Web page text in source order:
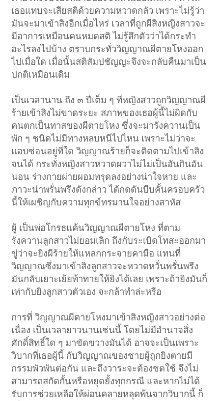
เธอแทบจะเสียสติด้วยความหวาดกลัว เพราะไม่รู้ว่า
มันจะมาเข้าสิงอีกเมื่อไหร่ เวลาที่ถูกผีสิงหญิงสาวจะ
มีอาการเหมือนคนหมดสติ ไม่รู้สึกตัวว่าได้กระทำ
อะไรลงไปบ้าง ตราบกระทั่ววิญญาณผีตายโหงออก
ไปเมื่อใด เมื่อนั้นสติสัมปชัญญะจึงจะกลับคืนมาเป็น
ปกติเหมือนเดิม
เป็นเวลานาน ถึง ๓ ปีเต็ม ๆ ที่หญิงสาวถูกวิญญาณผี
ร้ายเข้าสิงไม่ขาดระยะ สภาพของเธอผู้นี้ไม่ผิดกับ
คนตกเป็นทาสของผีตายโหง ซึ่งจะมารังควานเป็น
พัก ๆ ชนิดไม่มีทางหลบหนีไปไหน เพราะไม่ว่าจะ
แอบซ่อนอยู่ที่ใด วิญญาณร้ายก็จะติดตามไปเข้าสิง
จนได้ กระทั่งหญิงสาวหวาดผวาไม่ไม่เป็นอันกินอัน
นอน ร่างกายผ่ายผอมทรุดลงอย่างน่าใจหาย และ
ภาวะน่าพรั่นพรึงดังกล่าว ได้กดดันบีบคั้นครอบครัว
นี้ให้เผชิญกับความทุกข์ทรมานใจอย่างสาหัส
ผู้ เป็นพ่อโกรธแค้นวิญญาณผีตายโหง ที่ตาม
รังควานลูกสาวไม่ยอมเลิก ถึงกับระเบิดโทสะออกมา
ขู่ว่าจะยิงผีร้ายให้แหลกกระจายคามือ แทนที่
วิญญาณซึ่งมาเข้าสิงลูกสาวจะหวาดหวั่นพรั่นพรึง
มันกลับเยาะเย้ยท้าทายให้ยิงได้เลย เพราะถ้ายิงมันก็
เท่ากับยิงลูกสาวตัวเอง จะกล้าทำล่ะหรือ
การที่ วิญญาณผีตายโหงมาเข้าสิงหญิงสาวอย่างต่อ
เนื่อง เป็นเวลายาวนานเช่นนี้ โดยไม่มีอำนาจสิ่ง
ศักดิ์สิทธิ์ใด ๆ มาขัดขวางมันได้ อาจจะเป็นเพราะ
วิบากที่เธอผู้นี้ กับวิญญาณของชายผู้ถูกยิงตายมี
กรรมพัวพันต่อกัน และถึงวาระจะต้องชดใช้ จึงไม่
สามารถสกัดกั้นหรือหยุดยั้งทุกกรณี และหากไม่ได้
รับการช่วยเหลือให้ผ่อนคลายหลุดพ้นจากวิบากนี้ ก็